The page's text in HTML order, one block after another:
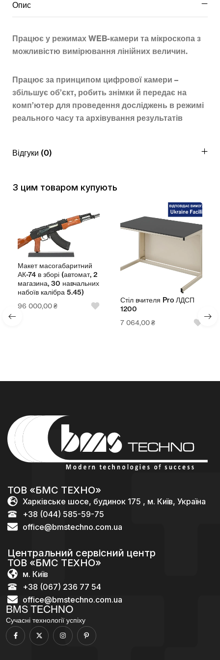
Опис
Працює у режимах WEB-камери та мікроскопа з
можливістю вимірювання лінійних величин.
Працює за принципом цифрової камери –
збільшує об’єкт, робить знімки й передає на
комп’ютер для проведення досліджень в режимі
реального часу та архівування результатів
Відгуки (0)
З цим товаром купують
Макет масогабаритний
АК-74 в зборі (автомат, 2
магазина, 30 навчальних
набоїв калібра 5.45)
96 000,00₴
Стіл вчителя Pro ЛДСП
1200
7 064,00₴
BMS TECHNO
Сучасні технології успіху
ТОВ «БМС ТЕХНО»
Харківське шосе, будинок 175 , м. Київ, Україна
+38 (044) 585-59-75
office@bmstechno.com.ua
Центральний сервісний центр
ТОВ «БМС ТЕХНО»
м. Київ
+38 (067) 236 77 54
office@bmstechno.com.ua